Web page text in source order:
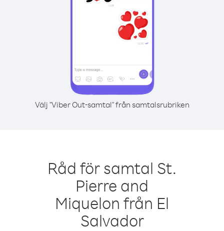
Välj "Viber Out-samtal" från samtalsrubriken
Råd för samtal St.
Pierre and
Miquelon från El
Salvador